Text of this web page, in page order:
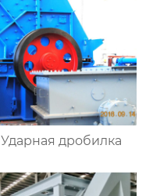
Ударная дробилка